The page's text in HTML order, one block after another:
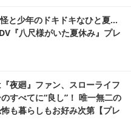
と少年のドキドキなひと夏…
『八尺様がいた夏休み』プレ
『夜廻』ファン、スローライフ
すべてに“良し”！ 唯一無二の
怖も暮らしもお好み次第【プレ